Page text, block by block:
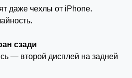
даже чехлы от iPhone.
сзади
— второй дисплей на задней